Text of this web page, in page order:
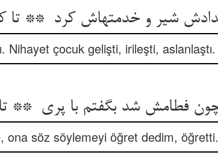
Nihayet çocuk gelişti, irileşti, aslanlaştı.
ona söz söylemeyi öğret dedim, öğretti.